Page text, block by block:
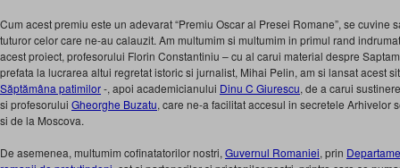
Cum acest premiu este un adevarat “Premiu Oscar al Presei Romane”, se cuvine
tuturor celor care ne-au calauzit. Am multumim si multumim in primul rand
acest proiect, profesorului Florin Constantiniu – cu al carui material despre
prefata la lucrarea altui regretat istoric si jurnalist, Mihai Pelin, am si lansat acest
Săptămâna patimilor-, apoi academicianului Dinu C Giurescu, de a carui
si profesorului Gheorghe Buzatu, care ne-a facilitat accesul in secretele Arhivelor
si de la Moscova.
De asemenea, multumim cofinatatorilor nostri, Guvernul Romaniei, prin